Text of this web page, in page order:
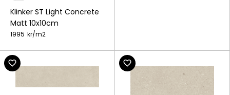
Klinker ST Light Concrete
Matt 10x10cm
1995 kr/m2